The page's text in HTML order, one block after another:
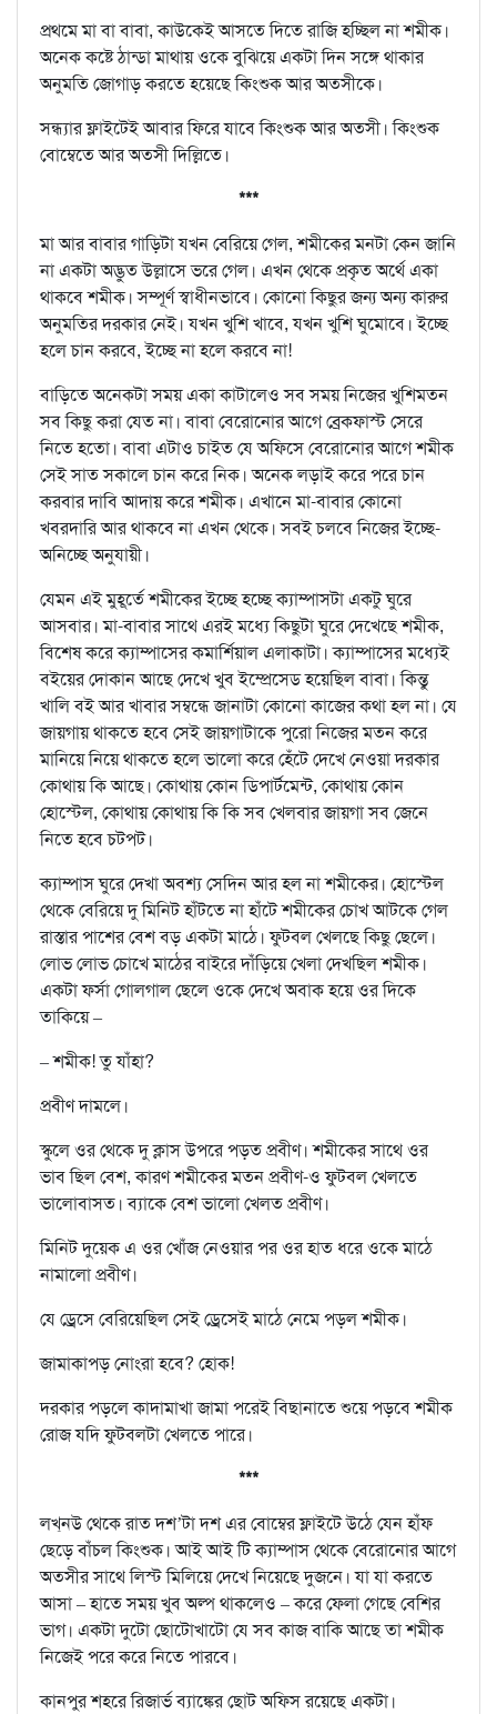
প্রথমে মা বা বাবা, কাউকেই আসতে দিতে রাজি হচ্ছিল না শমীক।
অনেক কষ্টে ঠান্ডা মাথায় ওকে বুঝিয়ে একটা দিন সঙ্গে থাকার
অনুমতি জোগাড় করতে হয়েছে কিংশুক আর অতসীকে।
সন্ধ্যার ফ্লাইটেই আবার ফিরে যাবে কিংশুক আর অতসী। কিংশুক
বোম্বেতে আর অতসী দিল্লিতে।
***
মা আর বাবার গাড়িটা যখন বেরিয়ে গেল, শমীকের মনটা কেন জানি
না একটা অদ্ভুত উল্লাসে ভরে গেল। এখন থেকে প্রকৃত অর্থে একা
থাকবে শমীক। সম্পূর্ণ স্বাধীনভাবে। কোনো কিছুর জন্য অন্য কারুর
অনুমতির দরকার নেই। যখন খুশি খাবে, যখন খুশি ঘুমোবে। ইচ্ছে
হলে চান করবে, ইচ্ছে না হলে করবে না!
বাড়িতে অনেকটা সময় একা কাটালেও সব সময় নিজের খুশিমতন
সব কিছু করা যেত না। বাবা বেরোনোর আগে ব্রেকফাস্ট সেরে
নিতে হতো। বাবা এটাও চাইত যে অফিসে বেরোনোর আগে শমীক
সেই সাত সকালে চান করে নিক। অনেক লড়াই করে পরে চান
করবার দাবি আদায় করে শমীক। এখানে মা-বাবার কোনো
খবরদারি আর থাকবে না এখন থেকে। সবই চলবে নিজের ইচ্ছে-
অনিচ্ছে অনুযায়ী।
যেমন এই মুহূর্তে শমীকের ইচ্ছে হচ্ছে ক্যাম্পাসটা একটু ঘুরে
আসবার। মা-বাবার সাথে এরই মধ্যে কিছুটা ঘুরে দেখেছে শমীক,
বিশেষ করে ক্যাম্পাসের কমার্শিয়াল এলাকাটা। ক্যাম্পাসের মধ্যেই
বইয়ের দোকান আছে দেখে খুব ইম্প্রেসেড হয়েছিল বাবা। কিন্তু
খালি বই আর খাবার সম্বন্ধে জানাটা কোনো কাজের কথা হল না। যে
জায়গায় থাকতে হবে সেই জায়গাটাকে পুরো নিজের মতন করে
মানিয়ে নিয়ে থাকতে হলে ভালো করে হেঁটে দেখে নেওয়া দরকার
কোথায় কি আছে। কোথায় কোন ডিপার্টমেন্ট, কোথায় কোন
হোস্টেল, কোথায় কোথায় কি কি সব খেলবার জায়গা সব জেনে
নিতে হবে চটপট।
ক্যাম্পাস ঘুরে দেখা অবশ্য সেদিন আর হল না শমীকের। হোস্টেল
থেকে বেরিয়ে দু মিনিট হাঁটতে না হাঁটে শমীকের চোখ আটকে গেল
রাস্তার পাশের বেশ বড় একটা মাঠে। ফুটবল খেলছে কিছু ছেলে।
লোভ লোভ চোখে মাঠের বাইরে দাঁড়িয়ে খেলা দেখছিল শমীক।
একটা ফর্সা গোলগাল ছেলে ওকে দেখে অবাক হয়ে ওর দিকে
তাকিয়ে –
– শমীক! তু যাঁহা?
প্রবীণ দামলে।
স্কুলে ওর থেকে দু ক্লাস উপরে পড়ত প্রবীণ। শমীকের সাথে ওর
ভাব ছিল বেশ, কারণ শমীকের মতন প্রবীণ-ও ফুটবল খেলতে
ভালোবাসত। ব্যাকে বেশ ভালো খেলত প্রবীণ।
মিনিট দুয়েক এ ওর খোঁজ নেওয়ার পর ওর হাত ধরে ওকে মাঠে
নামালো প্রবীণ।
যে ড্রেসে বেরিয়েছিল সেই ড্রেসেই মাঠে নেমে পড়ল শমীক।
জামাকাপড় নোংরা হবে? হোক!
দরকার পড়লে কাদামাখা জামা পরেই বিছানাতে শুয়ে পড়বে শমীক
রোজ যদি ফুটবলটা খেলতে পারে।
***
লখ্‌নউ থেকে রাত দশ’টা দশ এর বোম্বের ফ্লাইটে উঠে যেন হাঁফ
ছেড়ে বাঁচল কিংশুক। আই আই টি ক্যাম্পাস থেকে বেরোনোর আগে
অতসীর সাথে লিস্ট মিলিয়ে দেখে নিয়েছে দুজনে। যা যা করতে
আসা – হাতে সময় খুব অল্প থাকলেও – করে ফেলা গেছে বেশির
ভাগ। একটা দুটো ছোটোখাটো যে সব কাজ বাকি আছে তা শমীক
নিজেই পরে করে নিতে পারবে।
কানপুর শহরে রিজার্ভ ব্যাঙ্কের ছোট অফিস রয়েছে একটা।